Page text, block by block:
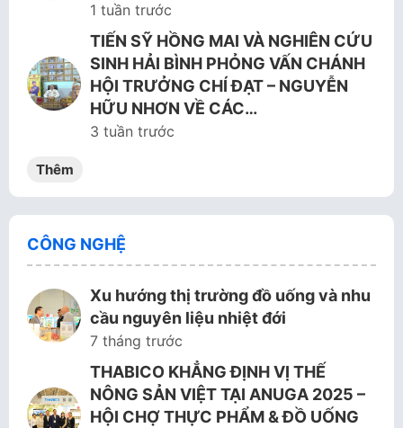
1 tuần trước
TIẾN SỸ HỒNG MAI VÀ NGHIÊN CỨU
SINH HẢI BÌNH PHỎNG VẤN CHÁNH
HỘI TRƯỞNG CHÍ ĐẠT – NGUYỄN
HỮU NHƠN VỀ CÁC…
3 tuần trước
Thêm
CÔNG NGHỆ
Xu hướng thị trường đồ uống và nhu
cầu nguyên liệu nhiệt đới
7 tháng trước
THABICO KHẲNG ĐỊNH VỊ THẾ
NÔNG SẢN VIỆT TẠI ANUGA 2025 –
HỘI CHỢ THỰC PHẨM & ĐỒ UỐNG